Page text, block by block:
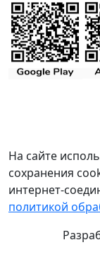
На сайте
сохранения
интернет-
политикой